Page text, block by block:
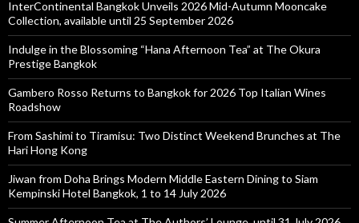
InterContinental Bangkok Unveils 2026 Mid-Autumn Mooncake
Collection, available until 25 September 2026
Indulge in the Blossoming “Hana Afternoon Tea” at The Okura
Prestige Bangkok
Gambero Rosso Returns to Bangkok for 2026 Top Italian Wines
Roadshow
From Sashimi to Tiramisu: Two Distinct Weekend Brunches at The
Hari Hong Kong
Jiwan from Doha Brings Modern Middle Eastern Dining to Siam
Kempinski Hotel Bangkok, 1 to 14 July 2026